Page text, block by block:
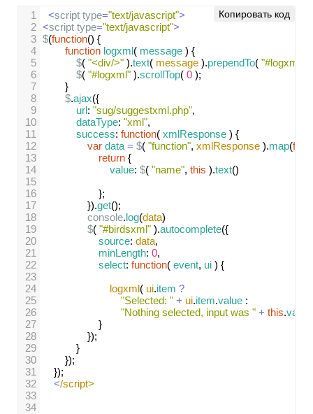
1
<script type="text/javascript">
2 <script type="text/javascript">
3 $(function() {
4
function logxml( message ) {
5
$( "<div/>" ).text( message ).prependTo( "#logxml"
6
$( "#logxml" ).scrollTop( 0 );
7
}
8
$.ajax({
9
url: "sug/suggestxml.php",
10
dataType: "xml",
11
success: function( xmlResponse ) {
12
var data = $( "function", xmlResponse ).map(
13
return {
14
value: $( "name", this ).text()
15
16
};
17
}).get();
18
console.log(data)
19
$( "#birdsxml" ).autocomplete({
20
source: data,
21
minLength: 0,
22
select: function( event, ui ) {
23
24
logxml( ui.item ?
25
"Selected: " + ui.item.value :
26
"Nothing selected, input was " + this.value
27
}
28
});
29
}
30
});
31
});
32
</script>
33
34
Копировать код